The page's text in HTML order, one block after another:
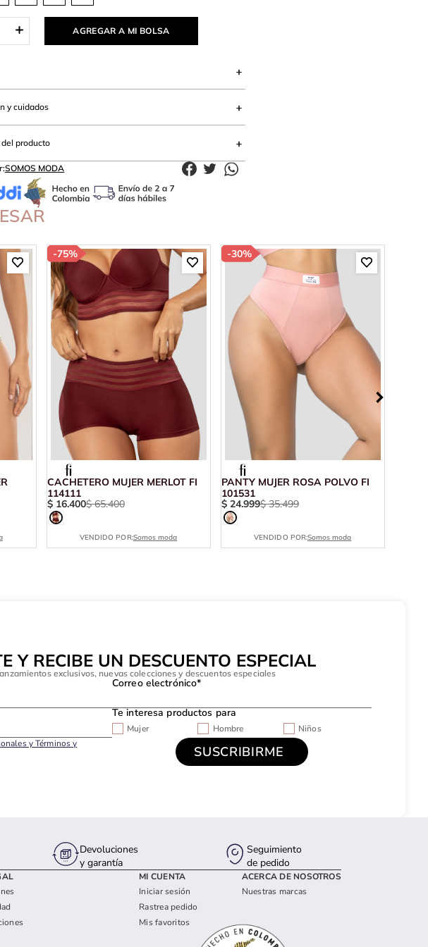
AGREGAR A MI BOLSA
y cuidados
producto
SOMOS MODA
-75%
CACHETERO MUJER MERLOT FI
114111
$ 16.400$ 65.400
VENDIDO POR:Somos moda
-30%
PANTY MUJER ROSA POLVO FI
101531
$ 24.999$ 35.499
VENDIDO POR:Somos moda
Y RECIBE UN DESCUENTO ESPECIAL
exclusivos, nuevas colecciones y descuentos especiales
Correo electrónico*
Te interesa productos para
Mujer Hombre
Niños
y Términos y
Devoluciones
y garantía
Seguimiento
de pedido
MI CUENTA
Iniciar sesión
Rastrea pedido
Mis favoritos
ACERCA DE NOSOTROS
Nuestras marcas